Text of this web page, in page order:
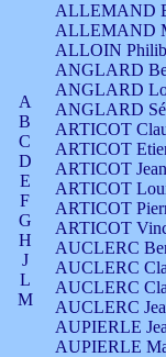
A
B
C
D
E
F
G
H
J
L
M
ALLEMAND
ALLEMAND
ALLOIN
ANGLARD
ANGLARD
ANGLARD
ARTICOT
ARTICOT
ARTICOT
ARTICOT
ARTICOT
ARTICOT
AUCLERC
AUCLERC
AUCLERC
AUCLERC
AUPIERLE
AUPIERLE